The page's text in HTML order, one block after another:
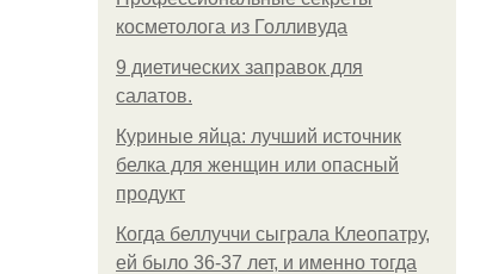
косметолога из Голливуда
9 диетических заправок для
салатов.
Куриные яйца: лучший источник
белка для женщин или опасный
продукт
Когда беллуччи сыграла Клеопатру,
ей было 36-37 лет, и именно тогда